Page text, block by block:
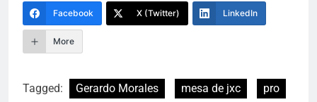
Facebook X (Twitter) LinkedIn
More
Tagged: Gerardo Morales mesa de jxc pro